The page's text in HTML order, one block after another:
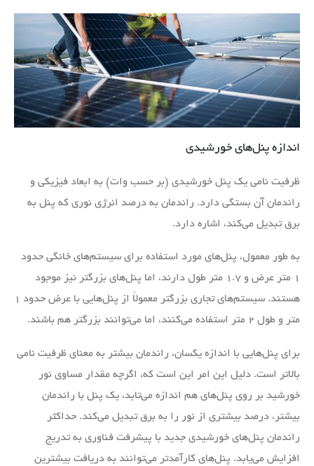
اندازه پنل‌های خورشیدی
ظرفیت نامی یک پنل خورشیدی (بر حسب وات) به ابعاد فیزیکی و
راندمان آن بستگی دارد. راندمان به درصد انرژی نوری که پنل به
برق تبدیل می‌کند، اشاره دارد.
به طور معمول، پنل‌های مورد استفاده برای سیستم‌های خانگی حدود
۱ متر عرض و ۱.۷ متر طول دارند، اما پنل‌های بزرگتر نیز موجود
هستند. سیستم‌های تجاری بزرگتر معمولاً از پنل‌هایی با عرض حدود ۱
متر و طول ۲ متر استفاده می‌کنند، اما می‌توانند بزرگتر هم باشند.
برای پنل‌هایی با اندازه یکسان، راندمان بیشتر به معنای ظرفیت نامی
بالاتر است. دلیل این امر این است که، اگرچه مقدار مساوی نور
خورشید بر روی پنل‌های هم اندازه می‌تابد، یک پنل با راندمان
بیشتر، درصد بیشتری از نور را به برق تبدیل می‌کند. حداکثر
راندمان پنل‌های خورشیدی جدید با پیشرفت فناوری به تدریج
افزایش می‌یابد. پنل‌های کارآمدتر می‌توانند به دریافت بیشترین